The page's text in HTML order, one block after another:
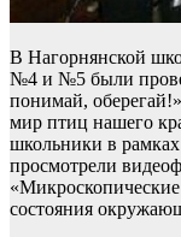
В Нагорнянской
№4 и №5 были
понимай,
мир птиц нашего
школьники в
просмотрели
«Микроскопические
состояния